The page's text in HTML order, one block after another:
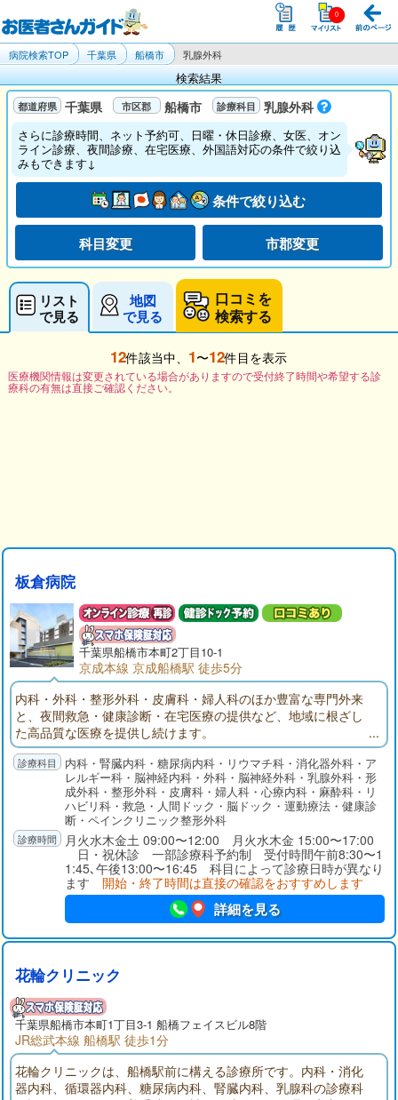
病院検索TOP 千葉県 船橋市 乳腺外科
検索結果
千葉県 船橋市 乳腺外科
さらに診療時間、ネット予約可、日曜・休日診療、女医、オン
ライン診療、夜間診療、在宅医療、外国語対応の条件で絞り込
みもできます↓
条件で絞り込む
科目変更 市郡変更
リスト
で見る
地図
で見る
口コミを
検索する
12件該当中、 1〜12件目を表示
医療機関情報は変更されている場合がありますので受付終了時間や希望する診
療科の有無は直接ご確認ください。
板倉病院
千葉県船橋市本町2丁目10-1
京成本線 京成船橋駅 徒歩5分
内科・外科・整形外科・皮膚科・婦人科のほか豊富な専門外来
と、夜間救急・健康診断・在宅医療の提供など、地域に根ざし
た高品質な医療を提供し続けます。
内科・腎臓内科・糖尿病内科・リウマチ科・消化器外科・ア
レルギー科・脳神経内科・外科・脳神経外科・乳腺外科・形
成外科・整形外科・皮膚科・婦人科・心療内科・麻酔科・リ
ハビリ科・救急・人間ドック・脳ドック・運動療法・健康診
断・ペインクリニック整形外科
月火水木金土 09:00〜12:00 月火水木金 15:00〜17:00
日・祝休診 一部診療科予約制 受付時間午前8:30〜1
1:45､午後13:00〜16:45 科目によって診療日時が異なり
ます 開始・終了時間は直接の確認をおすすめします
詳細を見る
花輪クリニック
千葉県船橋市本町1丁目3-1 船橋フェイスビル8階
JR総武本線 船橋駅 徒歩1分
花輪クリニックは、船橋駅前に構える診療所です。内科・消化
器内科、循環器内科、糖尿病内科、腎臓内科、乳腺科の診療科